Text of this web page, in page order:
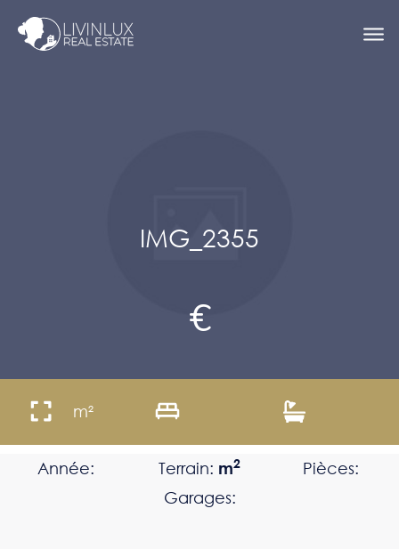
IMG_2355
€
m²
Année: Terrain: m2
Pièces:
Garages: